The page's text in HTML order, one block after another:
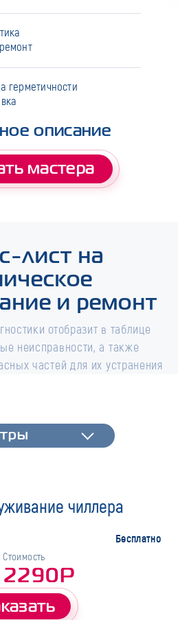
герметичности
описание
мастера
лист на
и ремонт
отобразит в таблице
неисправности, а также
частей для их устранения
чиллера
Бесплатно
Стоимость
2290Р